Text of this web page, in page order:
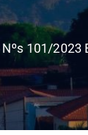
Nºs 101/